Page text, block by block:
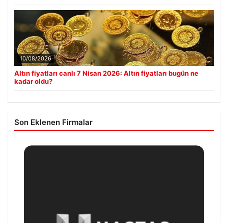
10/08/2026
Altın fiyatları canlı 7 Nisan 2026: Altın fiyatları bugün ne
kadar oldu?
Son Eklenen Firmalar